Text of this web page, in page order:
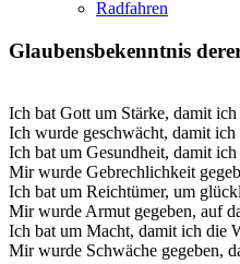
Radfahren
Glaubensbekenntnis
Ich bat Gott um Stärke, damit
Ich wurde geschwächt, damit
Ich bat um Gesundheit, damit
Mir wurde Gebrechlichkeit
Ich bat um Reichtümer, um
Mir wurde Armut gegeben, auf
Ich bat um Macht, damit ich die
Mir wurde Schwäche gegeben,